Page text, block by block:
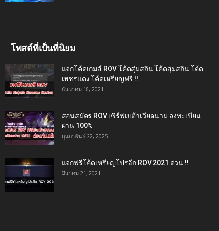
โพสต์ที่เป็นที่นิยม
แจกโค้ดเกมส์ ROV โค้ดสุ่มสกิน โค้ดสุ่มสกิน โค้ด
เพชรแดง โค้ดเหรียญฟรี !!
ธันวาคม 18, 2021
สอนสมัคร ROV เซิร์ฟเบต้าเวียดนาม ลงทะเบียน
ผ่าน 100%
กุมภาพันธ์ 22, 2025
แจกฟรีโค้ดเหรียญโปรลีก ROV 2021 ด่วน !!
มีนาคม 21, 2021